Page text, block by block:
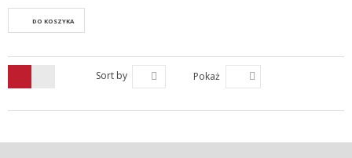
DO KOSZYKA
Sort by Pokaż